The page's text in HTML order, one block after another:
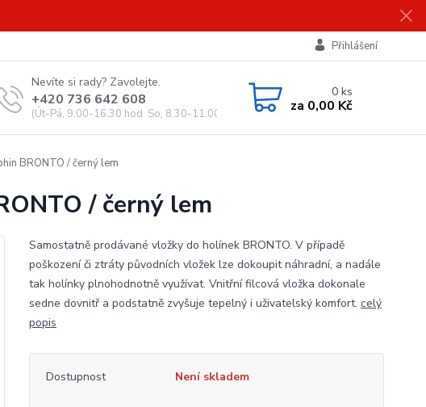
Přihlášení
Nevíte si rady? Zavolejte.
+420 736 642 608
(Út-Pá, 9:00-16.30 hod. So, 8.30-11:00 hod.)
0ks
za 0,00 Kč
BRONTO / černý lem
/ černý lem
Samostatně prodávané vložky do holínek BRONTO. V případě
poškození či ztráty původních vložek lze dokoupit náhradní, a nadále
tak holínky plnohodnotně využívat. Vnitřní filcová vložka dokonale
sedne dovnitř a podstatně zvyšuje tepelný i uživatelský komfort. celý
popis
Dostupnost Není skladem